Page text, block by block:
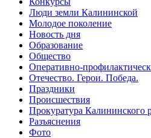
Люди земли Калининской
Молодое поколение
Новость дня
Образование
Общество
Оперативно-
Отечество. Герои. Победа.
Праздники
Происшествия
Прокуратура Калининского
Разъяснения
Фото